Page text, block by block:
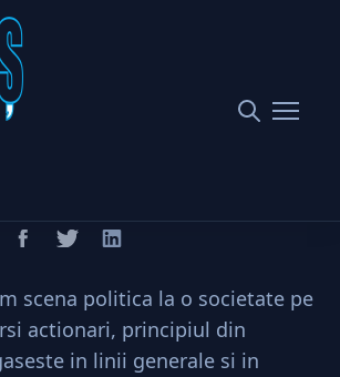
dar nu
deloc!
scena politica la o societate pe
actionari, principiul din
in linii generale si in